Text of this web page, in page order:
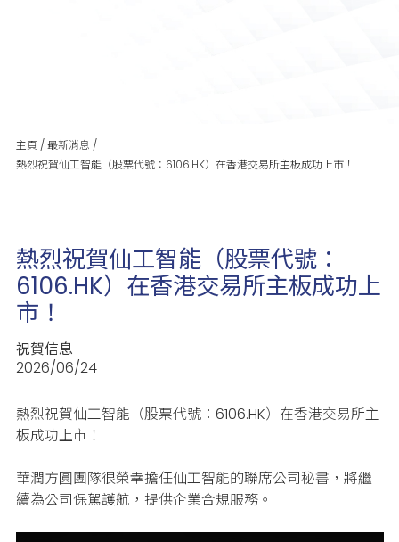
主頁 /最新消息 /
熱烈祝賀仙工智能（股票代號：6106.HK）在香港交易所主板成功上市！
熱烈祝賀仙工智能（股票代號：
6106.HK）在香港交易所主板成功上
市！
祝賀信息
2026/06/24
熱烈祝賀仙工智能（股票代號：6106.HK）在香港交易所主
板成功上市！
華潤方圓團隊很榮幸擔任仙工智能的聯席公司秘書，將繼
續為公司保駕護航，提供企業合規服務。